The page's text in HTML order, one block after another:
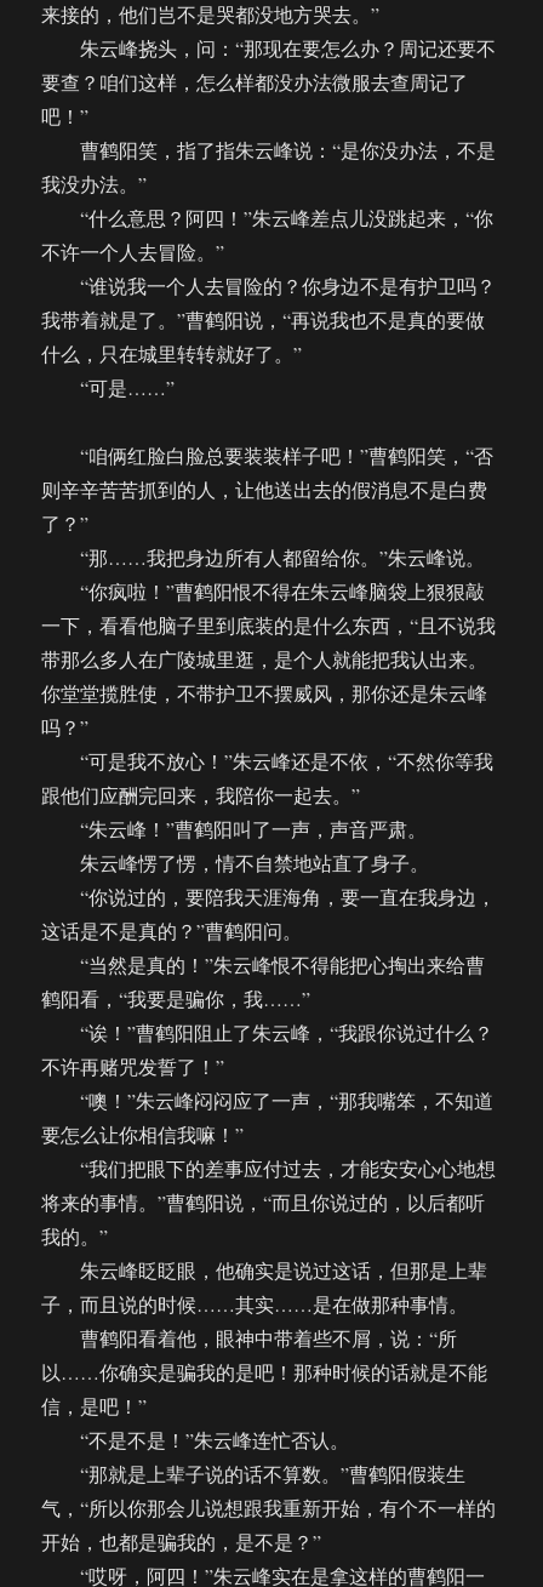
来接的，他们岂不是哭都没地方哭去。”
朱云峰挠头，问：“那现在要怎么办？周记还要不
要查？咱们这样，怎么样都没办法微服去查周记了
吧！”
曹鹤阳笑，指了指朱云峰说：“是你没办法，不是
我没办法。”
“什么意思？阿四！”朱云峰差点儿没跳起来，“你
不许一个人去冒险。”
“谁说我一个人去冒险的？你身边不是有护卫吗？
我带着就是了。”曹鹤阳说，“再说我也不是真的要做
什么，只在城里转转就好了。”
“可是……”
“咱俩红脸白脸总要装装样子吧！”曹鹤阳笑，“否
则辛辛苦苦抓到的人，让他送出去的假消息不是白费
了？”
“那……我把身边所有人都留给你。”朱云峰说。
“你疯啦！”曹鹤阳恨不得在朱云峰脑袋上狠狠敲
一下，看看他脑子里到底装的是什么东西，“且不说我
带那么多人在广陵城里逛，是个人就能把我认出来。
你堂堂揽胜使，不带护卫不摆威风，那你还是朱云峰
吗？”
“可是我不放心！”朱云峰还是不依，“不然你等我
跟他们应酬完回来，我陪你一起去。”
“朱云峰！”曹鹤阳叫了一声，声音严肃。
朱云峰愣了愣，情不自禁地站直了身子。
“你说过的，要陪我天涯海角，要一直在我身边，
这话是不是真的？”曹鹤阳问。
“当然是真的！”朱云峰恨不得能把心掏出来给曹
鹤阳看，“我要是骗你，我……”
“诶！”曹鹤阳阻止了朱云峰，“我跟你说过什么？
不许再赌咒发誓了！”
“噢！”朱云峰闷闷应了一声，“那我嘴笨，不知道
要怎么让你相信我嘛！”
“我们把眼下的差事应付过去，才能安安心心地想
将来的事情。”曹鹤阳说，“而且你说过的，以后都听
我的。”
朱云峰眨眨眼，他确实是说过这话，但那是上辈
子，而且说的时候……其实……是在做那种事情。
曹鹤阳看着他，眼神中带着些不屑，说：“所
以……你确实是骗我的是吧！那种时候的话就是不能
信，是吧！”
“不是不是！”朱云峰连忙否认。
“那就是上辈子说的话不算数。”曹鹤阳假装生
气，“所以你那会儿说想跟我重新开始，有个不一样的
开始，也都是骗我的，是不是？”
“哎呀，阿四！”朱云峰实在是拿这样的曹鹤阳一